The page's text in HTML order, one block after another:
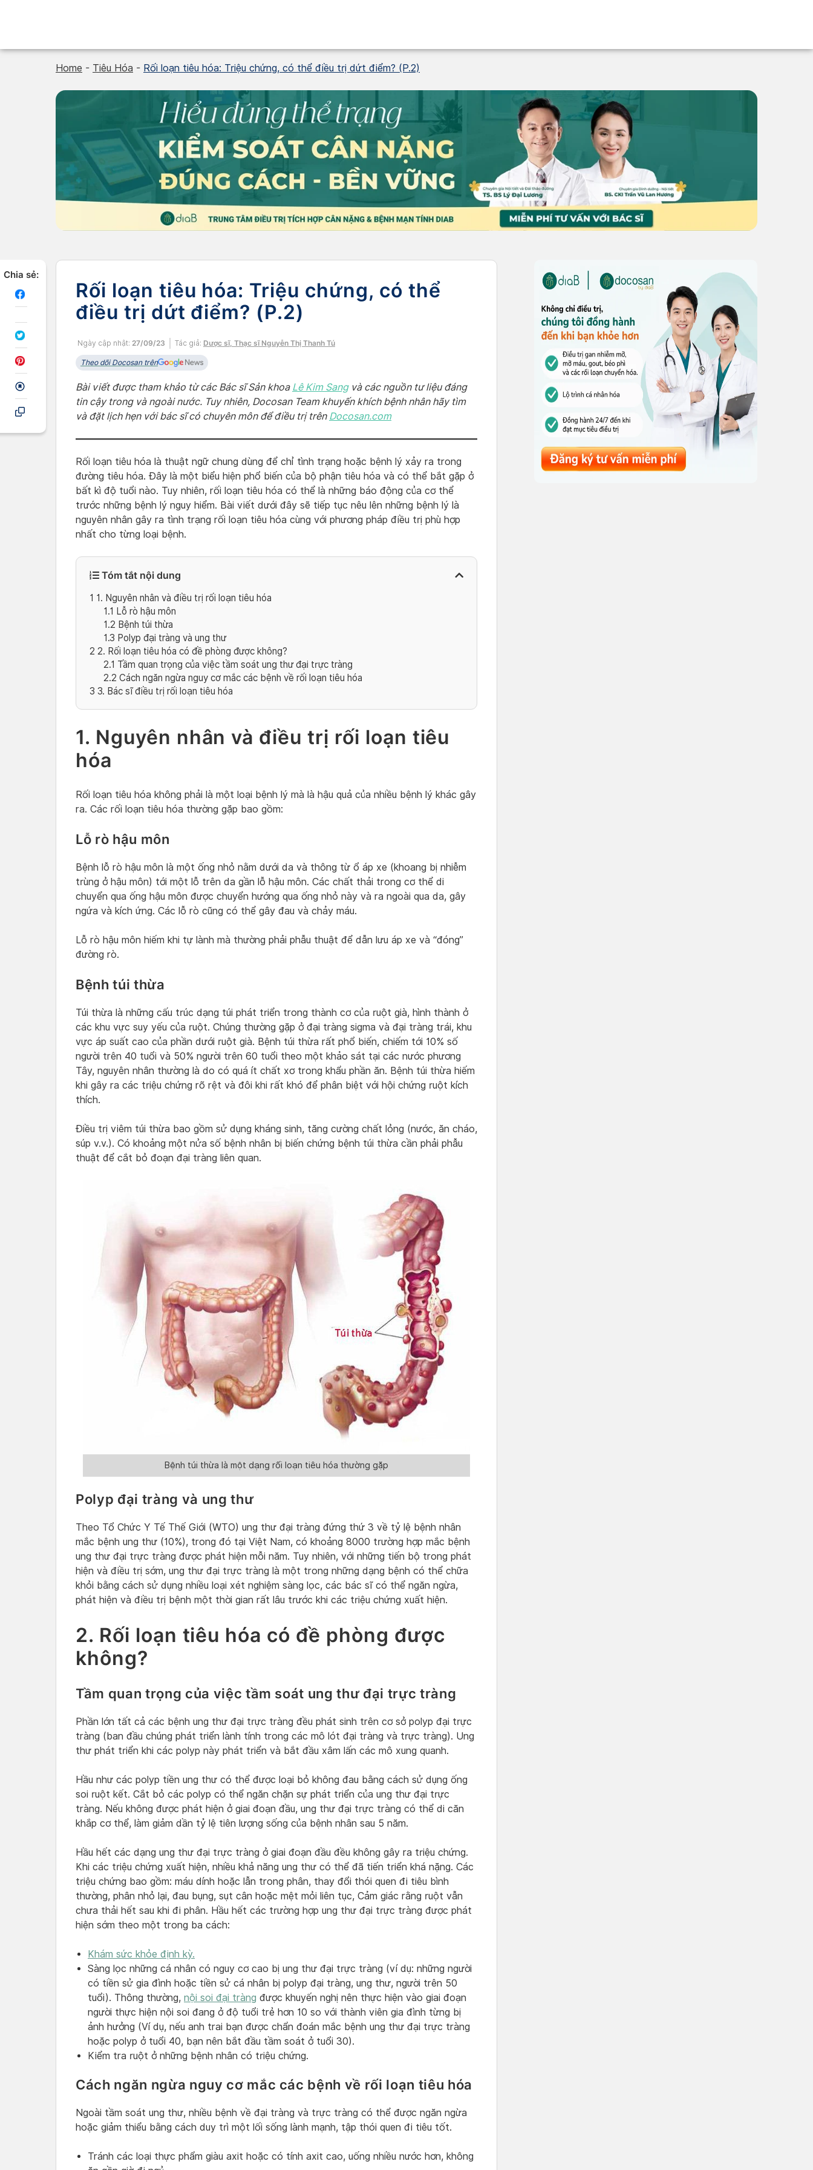
Home - Tiêu Hóa - Rối loạn tiêu hóa: Triệu chứng, có thể điều trị dứt điểm? (P.2)
Chia sẻ:
Rối loạn tiêu hóa: Triệu chứng, có thể
điều trị dứt điểm? (P.2)
Ngày cập nhật: 27/09/23 Tác giả: Dược sĩ, Thạc sĩ Nguyễn Thị Thanh Tú
Theo dõi Docosan trên
Bài viết được tham khảo từ các Bác sĩ Sản khoa Lê Kim Sangvà các nguồn tư liệu đáng
tin cậy trong và ngoài nước. Tuy nhiên, Docosan Team khuyến khích bệnh nhân hãy tìm
và đặt lịch hẹn với bác sĩ có chuyên môn để điều trị trên Docosan.com
Rối loạn tiêu hóa là thuật ngữ chung dùng để chỉ tình trạng hoặc bệnh lý xảy ra trong
đường tiêu hóa. Đây là một biểu hiện phổ biến của bộ phận tiêu hóa và có thể bắt gặp ở
bất kì độ tuổi nào. Tuy nhiên, rối loạn tiêu hóa có thể là những báo động của cơ thể
trước những bệnh lý nguy hiểm. Bài viết dưới đây sẽ tiếp tục nêu lên những bệnh lý là
nguyên nhân gây ra tình trạng rối loạn tiêu hóa cùng với phương pháp điều trị phù hợp
nhất cho từng loại bệnh.
Tóm tắt nội dung
1 1. Nguyên nhân và điều trị rối loạn tiêu hóa
1.1 Lỗ rò hậu môn
1.2 Bệnh túi thừa
1.3 Polyp đại tràng và ung thư
2 2. Rối loạn tiêu hóa có đề phòng được không?
2.1 Tầm quan trọng của việc tầm soát ung thư đại trực tràng
2.2 Cách ngăn ngừa nguy cơ mắc các bệnh về rối loạn tiêu hóa
3 3. Bác sĩ điều trị rối loạn tiêu hóa
1. Nguyên nhân và điều trị rối loạn tiêu
hóa
Rối loạn tiêu hóa không phải là một loại bệnh lý mà là hậu quả của nhiều bệnh lý khác gây
ra. Các rối loạn tiêu hóa thường gặp bao gồm:
Lỗ rò hậu môn
Bệnh lỗ rò hậu môn là một ống nhỏ nằm dưới da và thông từ ổ áp xe (khoang bị nhiễm
trùng ở hậu môn) tới một lỗ trên da gần lỗ hậu môn. Các chất thải trong cơ thể di
chuyển qua ống hậu môn được chuyển hướng qua ống nhỏ này và ra ngoài qua da, gây
ngứa và kích ứng. Các lỗ rò cũng có thể gây đau và chảy máu.
Lỗ rò hậu môn hiếm khi tự lành mà thường phải phẫu thuật để dẫn lưu áp xe và “đóng”
đường rò.
Bệnh túi thừa
Túi thừa là những cấu trúc dạng túi phát triển trong thành cơ của ruột già, hình thành ở
các khu vực suy yếu của ruột. Chúng thường gặp ở đại tràng sigma và đại tràng trái, khu
vực áp suất cao của phần dưới ruột già. Bệnh túi thừa rất phổ biến, chiếm tới 10% số
người trên 40 tuổi và 50% người trên 60 tuổi theo một khảo sát tại các nước phương
Tây, nguyên nhân thường là do có quá ít chất xơ trong khẩu phần ăn. Bệnh túi thừa hiếm
khi gây ra các triệu chứng rõ rệt và đôi khi rất khó để phân biệt với hội chứng ruột kích
thích.
Điều trị viêm túi thừa bao gồm sử dụng kháng sinh, tăng cường chất lỏng (nước, ăn cháo,
súp v.v.). Có khoảng một nửa số bệnh nhân bị biến chứng bệnh túi thừa cần phải phẫu
thuật để cắt bỏ đoạn đại tràng liên quan.
Bệnh túi thừa là một dạng rối loạn tiêu hóa thường gặp
Polyp đại tràng và ung thư
Theo Tổ Chức Y Tế Thế Giới (WTO) ung thư đại tràng đứng thứ 3 về tỷ lệ bệnh nhân
mắc bệnh ung thư (10%), trong đó tại Việt Nam, có khoảng 8000 trường hợp mắc bệnh
ung thư đại trực tràng được phát hiện mỗi năm. Tuy nhiên, với những tiến bộ trong phát
hiện và điều trị sớm, ung thư đại trực tràng là một trong những dạng bệnh có thể chữa
khỏi bằng cách sử dụng nhiều loại xét nghiệm sàng lọc, các bác sĩ có thể ngăn ngừa,
phát hiện và điều trị bệnh một thời gian rất lâu trước khi các triệu chứng xuất hiện.
2. Rối loạn tiêu hóa có đề phòng được
không?
Tầm quan trọng của việc tầm soát ung thư đại trực tràng
Phần lớn tất cả các bệnh ung thư đại trực tràng đều phát sinh trên cơ sở polyp đại trực
tràng (ban đầu chúng phát triển lành tính trong các mô lót đại tràng và trực tràng). Ung
thư phát triển khi các polyp này phát triển và bắt đầu xâm lấn các mô xung quanh.
Hầu như các polyp tiền ung thư có thể được loại bỏ không đau bằng cách sử dụng ống
soi ruột kết. Cắt bỏ các polyp có thể ngăn chặn sự phát triển của ung thư đại trực
tràng. Nếu không được phát hiện ở giai đoạn đầu, ung thư đại trực tràng có thể di căn
khắp cơ thể, làm giảm dần tỷ lệ tiên lượng sống của bệnh nhân sau 5 năm.
Hầu hết các dạng ung thư đại trực tràng ở giai đoạn đầu đều không gây ra triệu chứng.
Khi các triệu chứng xuất hiện, nhiều khả năng ung thư có thể đã tiến triển khá nặng. Các
triệu chứng bao gồm: máu dính hoặc lẫn trong phân, thay đổi thói quen đi tiêu bình
thường, phân nhỏ lại, đau bụng, sụt cân hoặc mệt mỏi liên tục, Cảm giác rằng ruột vẫn
chưa thải hết sau khi đi phân. Hầu hết các trường hợp ung thư đại trực tràng được phát
hiện sớm theo một trong ba cách:
Khám sức khỏe định kỳ.
Sàng lọc những cá nhân có nguy cơ cao bị ung thư đại trực tràng (ví dụ: những người
có tiền sử gia đình hoặc tiền sử cá nhân bị polyp đại tràng, ung thư, người trên 50
tuổi). Thông thường, nội soi đại tràng được khuyến nghị nên thực hiện vào giai đoạn
người thực hiện nội soi đang ở độ tuổi trẻ hơn 10 so với thành viên gia đình từng bị
ảnh hưởng (Ví dụ, nếu anh trai bạn được chẩn đoán mắc bệnh ung thư đại trực tràng
hoặc polyp ở tuổi 40, bạn nên bắt đầu tầm soát ở tuổi 30).
Kiểm tra ruột ở những bệnh nhân có triệu chứng.
Cách ngăn ngừa nguy cơ mắc các bệnh về rối loạn tiêu hóa
Ngoài tầm soát ung thư, nhiều bệnh về đại tràng và trực tràng có thể được ngăn ngừa
hoặc giảm thiểu bằng cách duy trì một lối sống lành mạnh, tập thói quen đi tiêu tốt.
Tránh các loại thực phẩm giàu axit hoặc có tính axit cao, uống nhiều nước hơn, không